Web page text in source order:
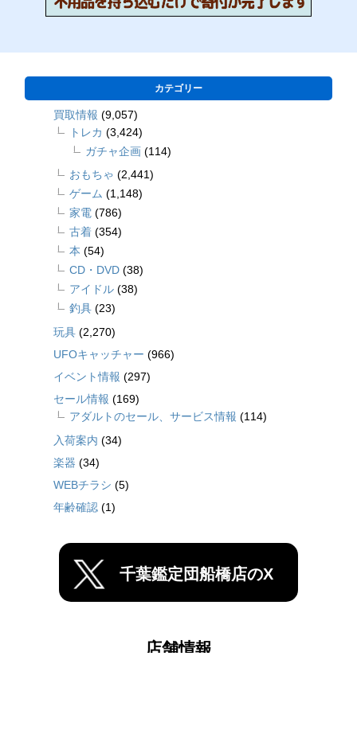
カテゴリー
買取情報 (9,057)
トレカ (3,424)
ガチャ企画 (114)
おもちゃ (2,441)
ゲーム (1,148)
家電 (786)
古着 (354)
本 (54)
CD・DVD (38)
アイドル (38)
釣具 (23)
玩具 (2,270)
UFOキャッチャー (966)
イベント情報 (297)
セール情報 (169)
アダルトのセール、サービス情報 (114)
入荷案内 (34)
楽器 (34)
WEBチラシ (5)
年齢確認 (1)
千葉鑑定団船橋店のX
店舗情報